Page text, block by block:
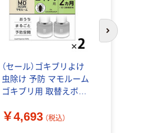
（セール）ゴキブリよけ
虫除け 予防 マモルーム
ゴキブリ用 取替えボト
ト（1個×2） 虫よけ 忌避
￥4,693 （税込）
次のスライド